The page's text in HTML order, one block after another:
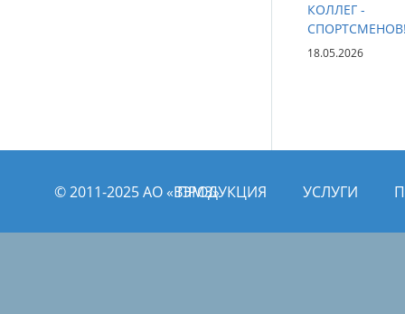
КОЛЛЕГ -
18.05.2026
© 2011­­-2025 АО «ВЭМЗ»ПРОДУКЦИЯ УСЛУГИ